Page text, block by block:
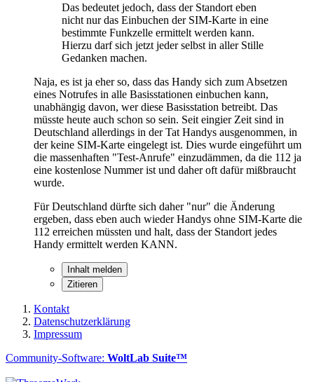
Das bedeutet jedoch, dass der Standort eben
nicht nur das Einbuchen der SIM-Karte in eine
bestimmte Funkzelle ermittelt werden kann.
Hierzu darf sich jetzt jeder selbst in aller Stille
Gedanken machen.
Naja, es ist ja eher so, dass das Handy sich zum Absetzen
eines Notrufes in alle Basisstationen einbuchen kann,
unabhängig davon, wer diese Basisstation betreibt. Das
müsste heute auch schon so sein. Seit eingier Zeit sind in
Deutschland allerdings in der Tat Handys ausgenommen, in
der keine SIM-Karte eingelegt ist. Dies wurde eingeführt um
die massenhaften "Test-Anrufe" einzudämmen, da die 112 ja
eine kostenlose Nummer ist und daher oft dafür mißbraucht
wurde.
Für Deutschland dürfte sich daher "nur" die Änderung
ergeben, dass eben auch wieder Handys ohne SIM-Karte die
112 erreichen müssten und halt, dass der Standort jedes
Handy ermittelt werden KANN.
Inhalt melden
Zitieren
Kontakt
Datenschutzerklärung
Impressum
Community-Software: WoltLab Suite™